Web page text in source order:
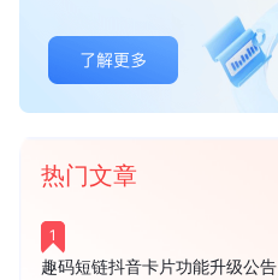
热门文章
1
趣码短链抖音卡片功能升级公告